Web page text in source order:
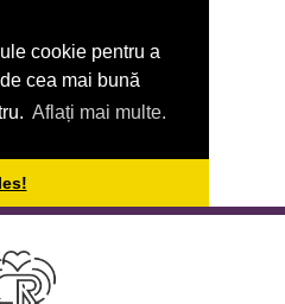
cookie pentru a
cea mai bună
Aflați mai multe.